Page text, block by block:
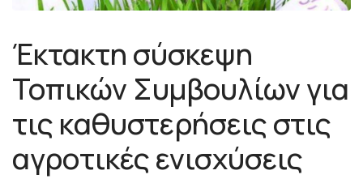
Έκτακτη σύσκεψη
Τοπικών Συμβουλίων για
τις καθυστερήσεις στις
αγροτικές ενισχύσεις